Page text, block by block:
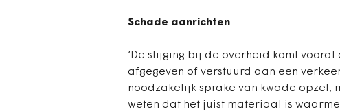
Schade aanrichten
‘De stijging bij de overheid komt
afgegeven of verstuurd aan een
noodzakelijk sprake van kwade opzet,
weten dat het juist materiaal is